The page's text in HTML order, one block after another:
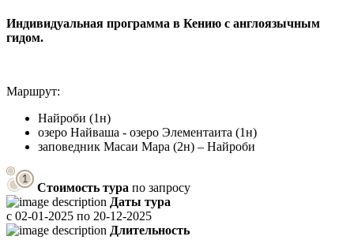
Индивидуальная программа в Кению с англоязычным
гидом.
Маршрут:
Найроби (1н)
озеро Найваша - озеро Элементаита (1н)
заповедник Масаи Мара (2н) – Найроби
Стоимость тура по запросу
Даты тура
с 02-01-2025 по 20-12-2025
Длительность